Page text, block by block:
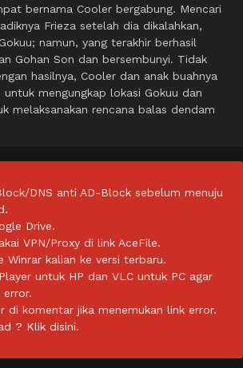
bernama Cooler bergabung. Mencari
Frieza setelah dia dikalahkan,
namun, yang terakhir berhasil
Gohan Son dan bersembunyi. Tidak
hasilnya, Cooler dan anak buahnya
mengungkap lokasi Gokuu dan
melaksanakan rencana balas dendam
DNS anti AD-Block sebelum menuju
Drive.
VPN/Proxy di link AceFile.
Winrar kalian ke versi terbaru.
untuk HP dan VLC untuk PC agar
di komentar jika menemukan link error.
? Klik disini.